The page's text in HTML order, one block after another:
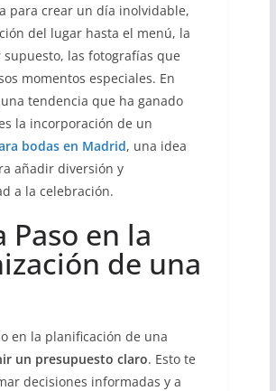
para crear un día inolvidable,
del lugar hasta el menú, la
supuesto, las fotografías que
momentos especiales. En
tendencia que ha ganado
la incorporación de un
bodas en Madrid, una idea
añadir diversión y
a la celebración.
Paso en la
de una
en la planificación de una
un presupuesto claro. Esto te
decisiones informadas y a